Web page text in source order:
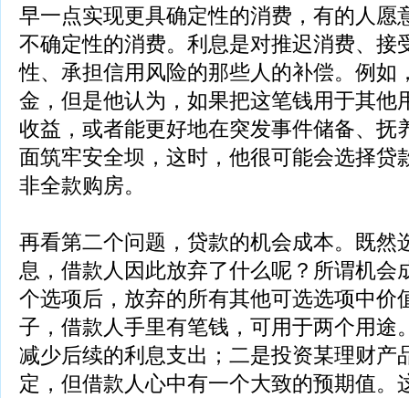
早一点实现更具确定性的消费，有的人愿
不确定性的消费。利息是对推迟消费、接
性、承担信用风险的那些人的补偿。例如
金，但是他认为，如果把这笔钱用于其他
收益，或者能更好地在突发事件储备、抚
面筑牢安全坝，这时，他很可能会选择贷
非全款购房。
再看第二个问题，贷款的机会成本。既然
息，借款人因此放弃了什么呢？所谓机会
个选项后，放弃的所有其他可选选项中价
子，借款人手里有笔钱，可用于两个用途
减少后续的利息支出；二是投资某理财产
定，但借款人心中有一个大致的预期值。